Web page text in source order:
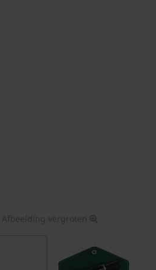
Afbeelding vergroten